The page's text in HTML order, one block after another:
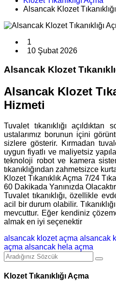
Alsancak Klozet
1
10 Şubat 2026
Alsancak Klozet
Alsancak Klozet
Hizmeti
Tuvalet tıkanıklığı
ustalarımız borunun içini
sizlere gösterir. Kırmadan
uygun fiyatlı ve maliyetsiz
teknoloji robot ve kamera
tıkanıklığından zahmetsizce
Klozet Tıkanıklık Açma 7/24
60 Dakikada Yanınızda
Tuvalet tıkanıklığı, özellikle
acil bir durum olabilir.
mevcuttur. Eğer kendiniz
almak en iyi seçenektir
alsancak klozet açma alsancak
açma alsancak hela açma
Klozet Tıkanıklığı Açma